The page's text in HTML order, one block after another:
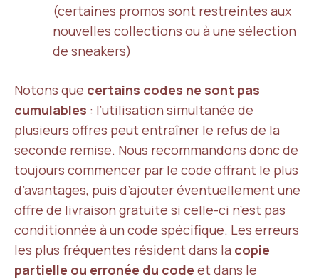
(certaines promos sont restreintes aux
nouvelles collections ou à une sélection
de sneakers)
Notons que certains codes ne sont pas
cumulables : l’utilisation simultanée de
plusieurs offres peut entraîner le refus de la
seconde remise. Nous recommandons donc de
toujours commencer par le code offrant le plus
d’avantages, puis d’ajouter éventuellement une
offre de livraison gratuite si celle-ci n’est pas
conditionnée à un code spécifique. Les erreurs
les plus fréquentes résident dans la copie
partielle ou erronée du code et dans le